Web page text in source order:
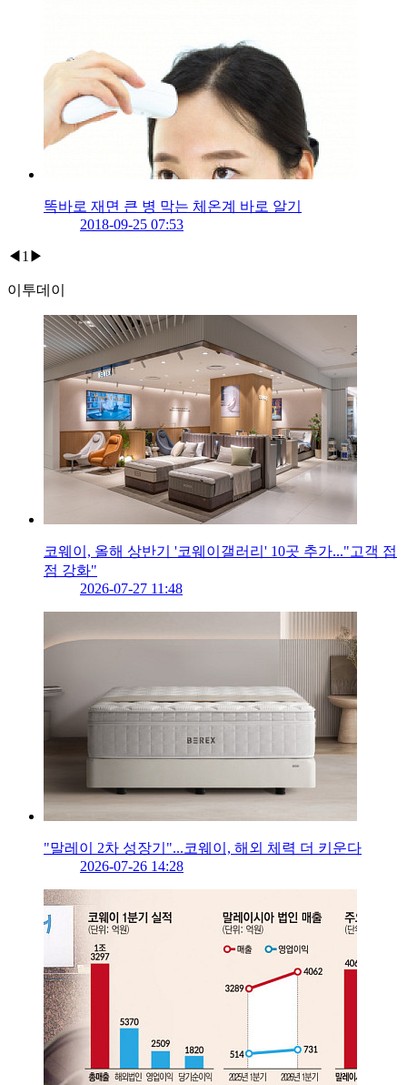
똑바로 재면 큰 병 막는 체온계 바로 알기
2018-09-25 07:53
◀ 1 ▶
이투데이
코웨이, 올해 상반기 '코웨이갤러리' 10곳 추가..."고객 접
점 강화"
2026-07-27 11:48
"말레이 2차 성장기"...코웨이, 해외 체력 더 키운다
2026-07-26 14:28